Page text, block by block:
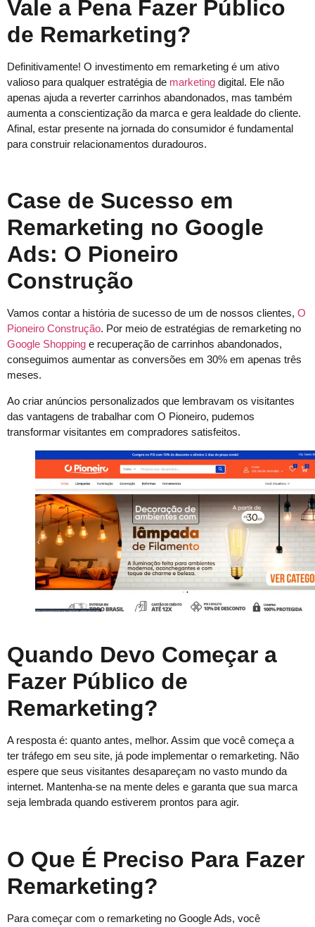
Vale a Pena Fazer Público
de Remarketing?
Definitivamente! O investimento em remarketing é um ativo
valioso para qualquer estratégia de marketing digital. Ele não
apenas ajuda a reverter carrinhos abandonados, mas também
aumenta a conscientização da marca e gera lealdade do cliente.
Afinal, estar presente na jornada do consumidor é fundamental
para construir relacionamentos duradouros.
Case de Sucesso em
Remarketing no Google
Ads: O Pioneiro
Construção
Vamos contar a história de sucesso de um de nossos clientes, O
Pioneiro Construção. Por meio de estratégias de remarketing no
Google Shopping e recuperação de carrinhos abandonados,
conseguimos aumentar as conversões em 30% em apenas três
meses.
Ao criar anúncios personalizados que lembravam os visitantes
das vantagens de trabalhar com O Pioneiro, pudemos
transformar visitantes em compradores satisfeitos.
Quando Devo Começar a
Fazer Público de
Remarketing?
A resposta é: quanto antes, melhor. Assim que você começa a
ter tráfego em seu site, já pode implementar o remarketing. Não
espere que seus visitantes desapareçam no vasto mundo da
internet. Mantenha-se na mente deles e garanta que sua marca
seja lembrada quando estiverem prontos para agir.
O Que É Preciso Para Fazer
Remarketing?
Para começar com o remarketing no Google Ads, você